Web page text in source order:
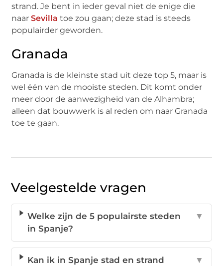
strand. Je bent in ieder geval niet de enige die
naarSevilla toe zou gaan; deze stad is steeds
populairder geworden.
Granada
Granada is de kleinste stad uit deze top 5, maar is
wel één van de mooiste steden. Dit komt onder
meer door de aanwezigheid van de Alhambra;
alleen dat bouwwerk is al reden om naar Granada
toe te gaan.
Veelgestelde vragen
Welke zijn de 5 populairste steden
in Spanje?
▼
Kan ik in Spanje stad en strand
▼